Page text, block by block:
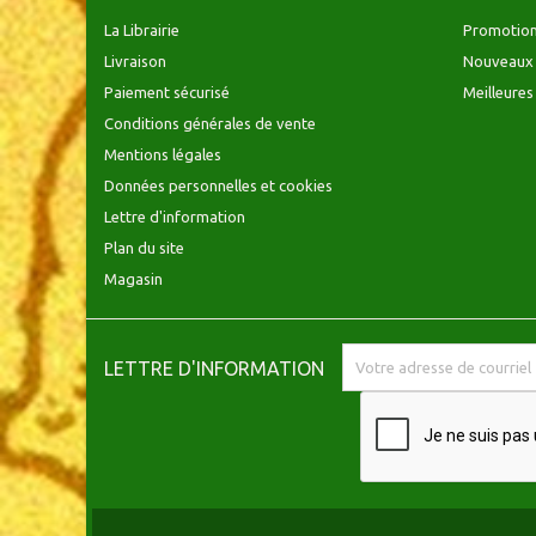
La Librairie
Livraison
Paiement sécurisé
Conditions générales de vente
Mentions légales
Données personnelles et cookies
Lettre d'information
Plan du site
Magasin
Nouveaux
LETTRE D'INFORMATION